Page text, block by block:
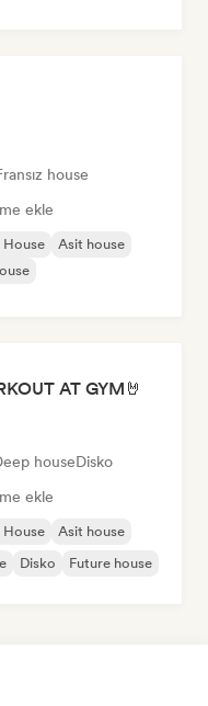
house
ekle
House
Asit house
AT GYM🤘
houseDisko
ekle
House
Asit house
Disko Future house